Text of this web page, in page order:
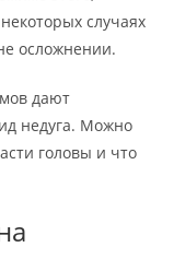
случаях
осложнении.
дают
недуга. Можно
головы и что